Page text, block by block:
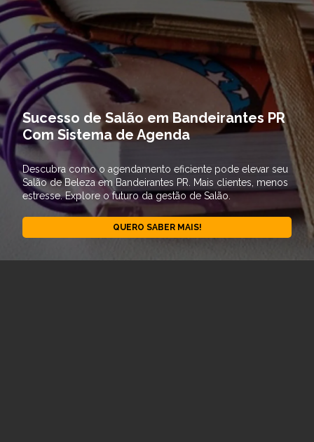
Sucesso de Salão em Bandeirantes PR
Com Sistema de Agenda
Descubra como o agendamento eficiente pode elevar seu
Salão de Beleza em Bandeirantes PR. Mais clientes, menos
estresse. Explore o futuro da gestão de Salão.
QUERO SABER MAIS!